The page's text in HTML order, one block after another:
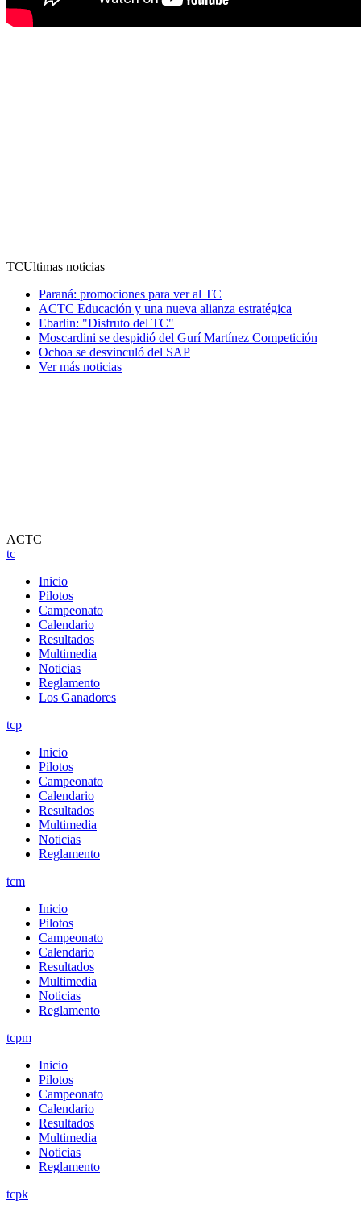
TCUltimas noticias
Paraná: promociones para ver al TC
ACTC Educación y una nueva alianza estratégica
Ebarlin: "Disfruto del TC"
Moscardini se despidió del Gurí Martínez Competición
Ochoa se desvinculó del SAP
Ver más noticias
ACTC
tc
Inicio
Pilotos
Campeonato
Calendario
Resultados
Multimedia
Noticias
Reglamento
Los Ganadores
tcp
Inicio
Pilotos
Campeonato
Calendario
Resultados
Multimedia
Noticias
Reglamento
tcm
Inicio
Pilotos
Campeonato
Calendario
Resultados
Multimedia
Noticias
Reglamento
tcpm
Inicio
Pilotos
Campeonato
Calendario
Resultados
Multimedia
Noticias
Reglamento
tcpk